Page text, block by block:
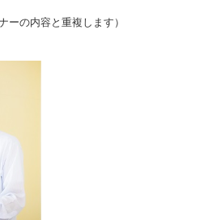
ーの内容と重複します）